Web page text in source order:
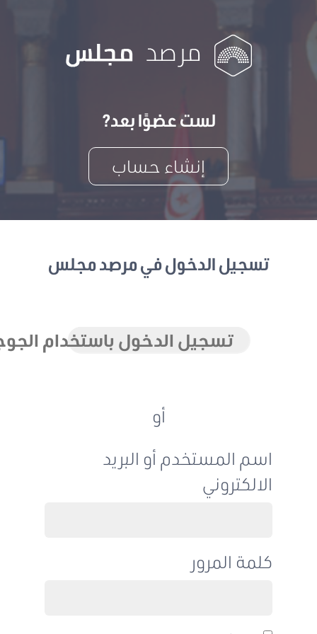
لست عضوًا بعد?
إنشاء حساب
تسجيل الدخول في مرصد مجلس
تسجيل الدخول باستخدام الجوجل
اسم المستخدم أو البريد
الالكتروني
كلمة المرور